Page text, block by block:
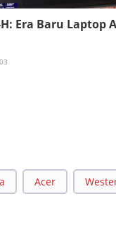
Era Baru Laptop
Acer